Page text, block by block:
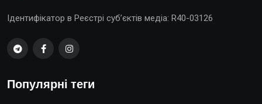
Ідентифікатор в Реєстрі суб’єктів медіа: R40-03126
Популярні теги